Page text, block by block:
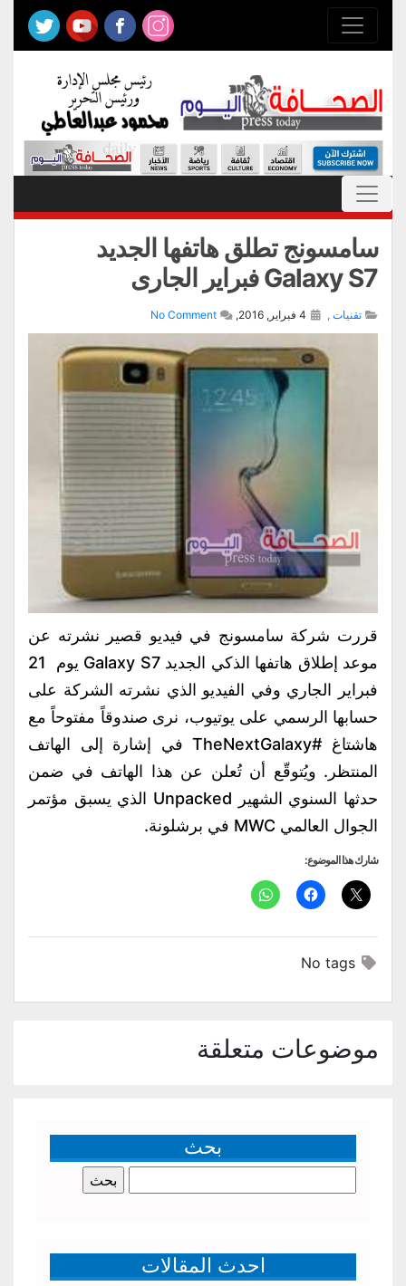
سامسونج تطلق هاتفها الجديد
Galaxy S7 فبراير الجارى
تقنيات ,
No Comment
قررت شركة سامسونج في فيديو قصير نشرته عن
موعد إطلاق هاتفها الذكي الجديد Galaxy S7 يوم 21
فبراير الجاري وفي الفيديو الذي نشرته الشركة على
حسابها الرسمي على يوتيوب، نرى صندوقاً مفتوحاً مع
هاشتاغ #TheNextGalaxy في إشارة إلى الهاتف
المنتظر. ويُتوقّع أن تُعلن عن هذا الهاتف في ضمن
حدثها السنوي الشهير Unpacked الذي يسبق مؤتمر
الجوال العالمي MWC في برشلونة.
شارك هذا الموضوع:
موضوعات متعلقة
بحث
عن:
احدث المقالات